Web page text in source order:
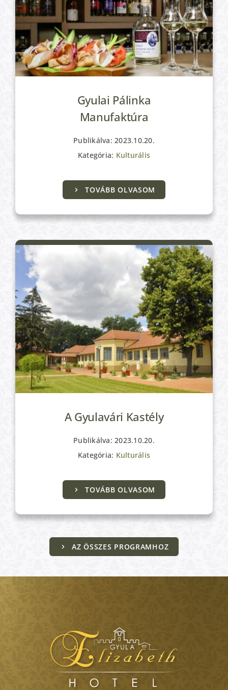
AZ ÖSSZES PROGRAMHOZ
Gyulai Pálinka
Manufaktúra
Publikálva: 2023.10.20.
Kategória: Kulturális
TOVÁBB OLVASOM
Kulturális
A Gyulavári Kastély
Publikálva: 2023.10.20.
Kategória: Kulturális
TOVÁBB OLVASOM